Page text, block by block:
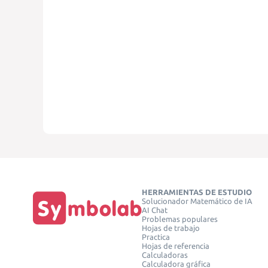
HERRAMIENTAS DE ESTUDIO
Solucionador Matemático de IA
AI Chat
Problemas populares
Hojas de trabajo
Practica
Hojas de referencia
Calculadoras
Calculadora gráfica